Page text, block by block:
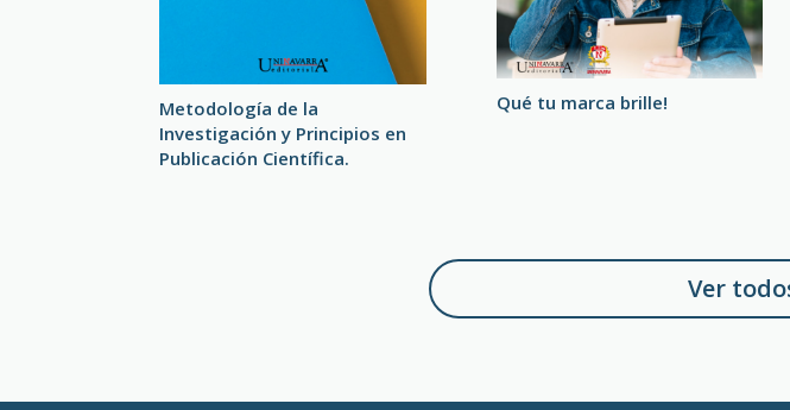
Metodología de la
Investigación y Principios en
Publicación Científica.
Qué tu marca brille!
Ver